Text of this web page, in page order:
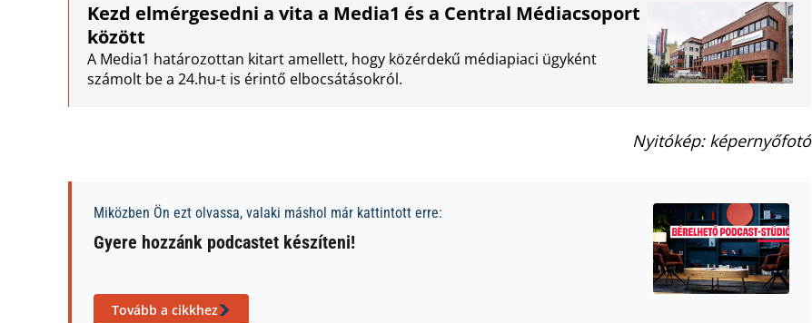
Kezd elmérgesedni a vita a Media1 és a Central Médiacsoport
között
A Media1 határozottan kitart amellett, hogy közérdekű médiapiaci ügyként
számolt be a 24.hu-t is érintő elbocsátásokról.
Nyitókép: képernyőfotó
Miközben Ön ezt olvassa, valaki máshol már kattintott erre:
Gyere hozzánk podcastet készíteni!
Tovább a cikkhez